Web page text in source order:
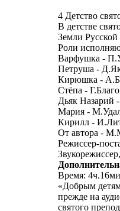
4 Детство
В детстве
Земли Русской
Роли
Варфушка -
Петруша -
Кирюшка -
Стёпа -
Дьяк Назарий
Мария -
Кирилл -
От автора -
Режиссер-
Bpeмя:
«Добрым
прежде на
святого